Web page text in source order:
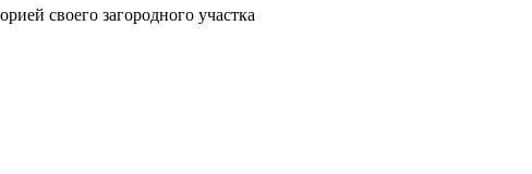
своего загородного участка